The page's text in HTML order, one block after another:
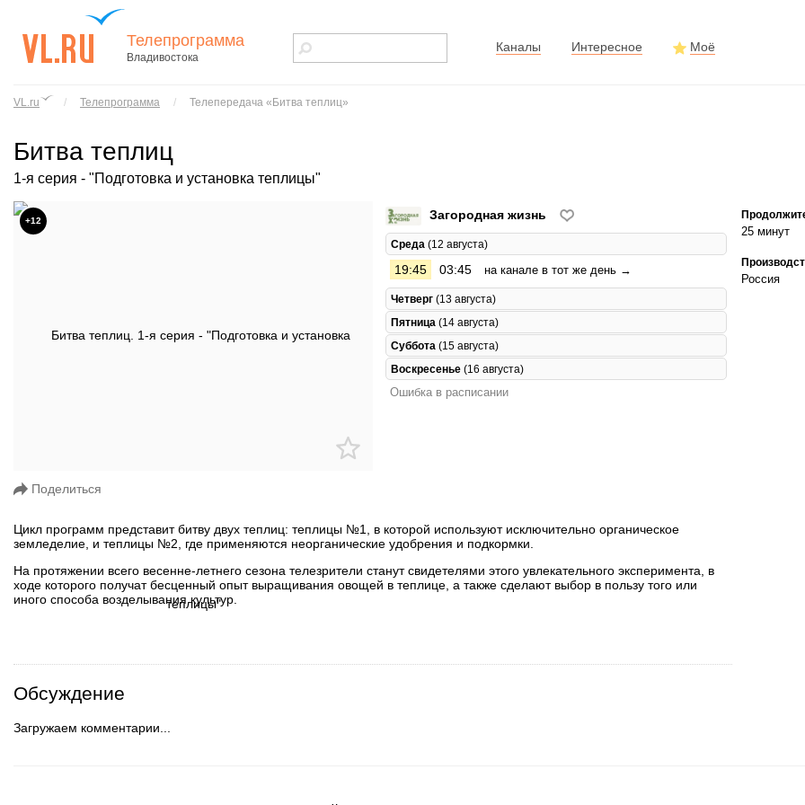
города
Владивостока
Телепрограмма
Владивостока
Каналы Интересное Моё
VL.ru / Телепрограмма / Телепередача «Битва теплиц»
Битва теплиц
1-я серия - "Подготовка и установка теплицы"
+12
Поделиться
Загородная жизнь
Среда (12 августа)
19:45 03:45 на канале в тот же день →
Четверг (13 августа)
Пятница (14 августа)
Суббота (15 августа)
Воскресенье (16 августа)
Ошибка в расписании
Цикл программ представит битву двух теплиц: теплицы №1, в которой используют исключительно органическое
земледелие, и теплицы №2, где применяются неорганические удобрения и подкормки.
На протяжении всего весенне-летнего сезона телезрители станут свидетелями этого увлекательного эксперимента, в
ходе которого получат бесценный опыт выращивания овощей в теплице, а также сделают выбор в пользу того или
иного способа возделывания культур.
25 минут
Россия
Обсуждение
Загружаем комментарии...